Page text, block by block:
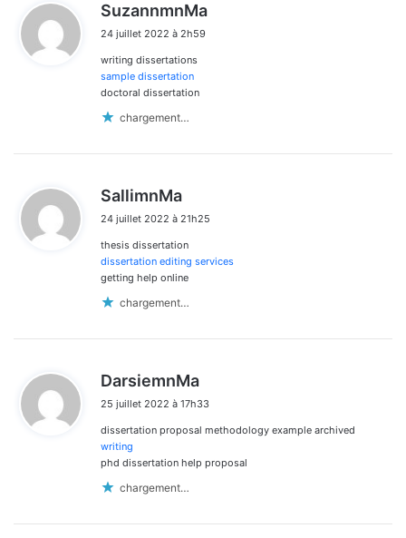
SuzannmnMa
24 juillet 2022 à 2h59
writing dissertations
sample dissertation
doctoral dissertation
chargement…
SallimnMa
t
:
24 juillet 2022 à 21h25
thesis dissertation
dissertation editing services
getting help online
chargement…
DarsiemnMa
t
25 juillet 2022 à 17h33
dissertation proposal methodology example archived
writing
phd dissertation help proposal
chargement…